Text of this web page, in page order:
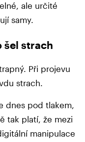
ale určité
samy.
šel strach
Při projevu
strach.
dnes pod tlakem,
tak platí, že mezi
manipulace